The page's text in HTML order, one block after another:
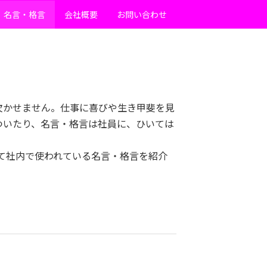
名言・格言 会社概要 お問い合わせ
せません。仕事に喜びや生き甲斐を見
たり、名言・格言は社員に、ひいては
社内で使われている名言・格言を紹介